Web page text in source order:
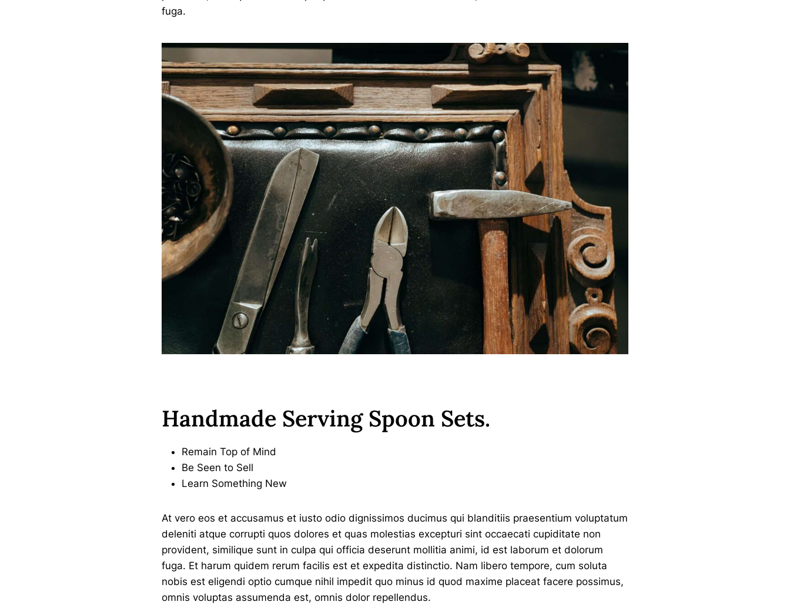
fuga.
Handmade Serving Spoon Sets.
Remain Top of Mind
Be Seen to Sell
Learn Something New
At vero eos et accusamus et iusto odio dignissimos ducimus qui blanditiis praesentium voluptatum
deleniti atque corrupti quos dolores et quas molestias excepturi sint occaecati cupiditate non
provident, similique sunt in culpa qui officia deserunt mollitia animi, id est laborum et dolorum
fuga. Et harum quidem rerum facilis est et expedita distinctio. Nam libero tempore, cum soluta
nobis est eligendi optio cumque nihil impedit quo minus id quod maxime placeat facere possimus,
omnis voluptas assumenda est, omnis dolor repellendus.